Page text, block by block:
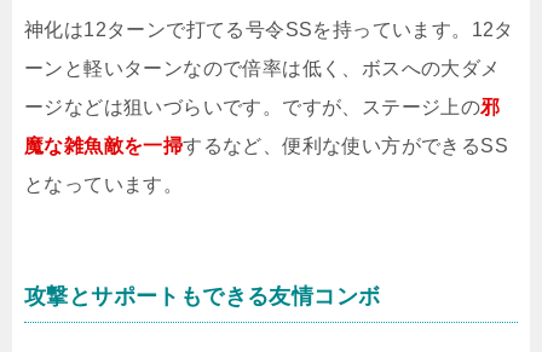
神化は12ターンで打てる号令SSを持っています。12タ
ーンと軽いターンなので倍率は低く、ボスへの大ダメ
ージなどは狙いづらいです。ですが、ステージ上の邪
魔な雑魚敵を一掃するなど、便利な使い方ができるSS
となっています。
攻撃とサポートもできる友情コンボ